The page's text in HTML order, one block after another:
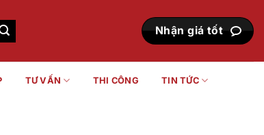
Nhận giá tốt
TƯ VẤN THI CÔNG TIN TỨC